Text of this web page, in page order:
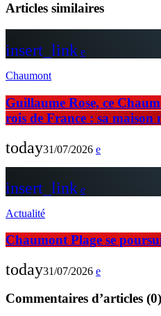
Articles similaires
insert_link
Chaumont
Guillaume Rose, ce
rois de France : sa maison
today31/07/2026
insert_link
Actualité
Chaumont Plage se
today31/07/2026
Commentaires d’articles (0)